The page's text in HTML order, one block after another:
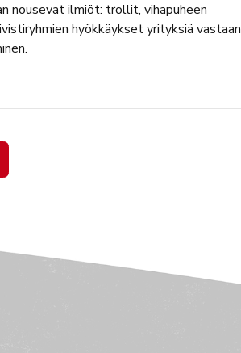
nousevat ilmiöt: trollit, vihapuheen
hyökkäykset yrityksiä vastaan